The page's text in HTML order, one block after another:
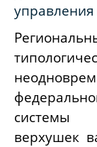
управления
системы
верхушек